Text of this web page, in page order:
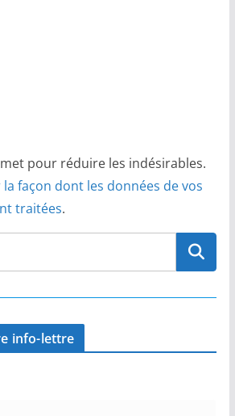
pour réduire les indésirables.
façon dont les données de vos
traitées.
info-lettre